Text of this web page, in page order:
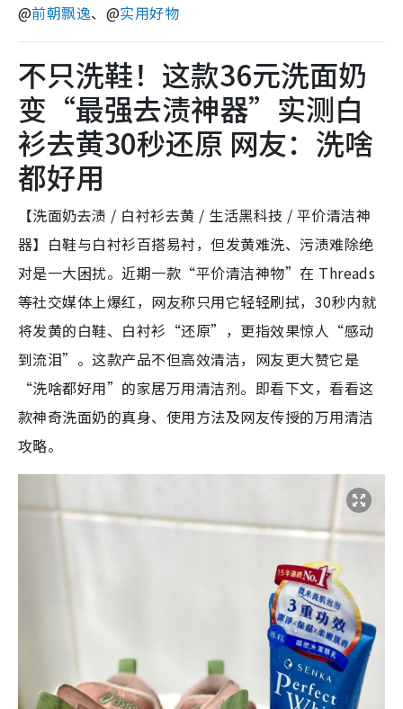
@前朝飘逸、@实用好物
不只洗鞋！这款36元洗面奶
变“最强去渍神器”实测白
衫去黄30秒还原 网友：洗啥
都好用
【洗面奶去渍 / 白衬衫去黄 / 生活黑科技 / 平价清洁神
器】白鞋与白衬衫百搭易衬，但发黄难洗、污渍难除绝
对是一大困扰。近期一款“平价清洁神物”在 Threads
等社交媒体上爆红，网友称只用它轻轻刷拭，30秒内就
将发黄的白鞋、白衬衫“还原”，更指效果惊人“感动
到流泪”。这款产品不但高效清洁，网友更大赞它是
“洗啥都好用”的家居万用清洁剂。即看下文，看看这
款神奇洗面奶的真身、使用方法及网友传授的万用清洁
攻略。